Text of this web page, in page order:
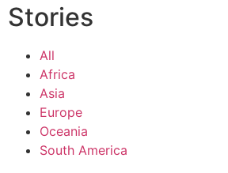
Stories
All
Africa
Asia
Europe
Oceania
South America